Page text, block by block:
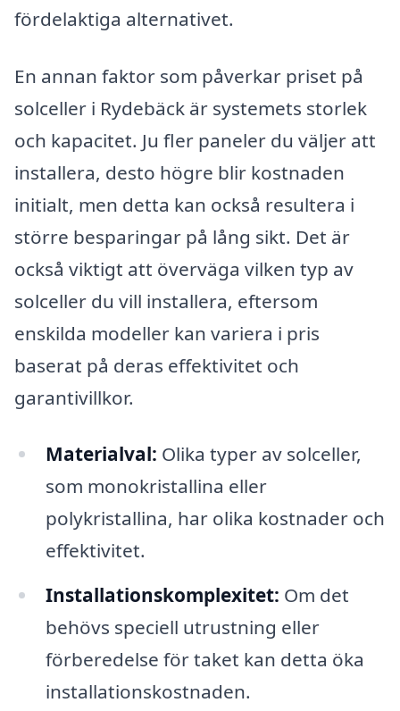
fördelaktiga alternativet.
En annan faktor som påverkar priset på
solceller i Rydebäck är systemets storlek
och kapacitet. Ju fler paneler du väljer att
installera, desto högre blir kostnaden
initialt, men detta kan också resultera i
större besparingar på lång sikt. Det är
också viktigt att överväga vilken typ av
solceller du vill installera, eftersom
enskilda modeller kan variera i pris
baserat på deras effektivitet och
garantivillkor.
Materialval: Olika typer av solceller,
som monokristallina eller
polykristallina, har olika kostnader och
effektivitet.
Installationskomplexitet: Om det
behövs speciell utrustning eller
förberedelse för taket kan detta öka
installationskostnaden.